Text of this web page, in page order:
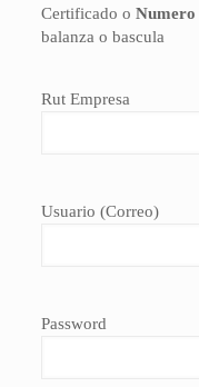
Certificado o Numero
balanza o bascula
Rut Empresa
Usuario (Correo)
Password